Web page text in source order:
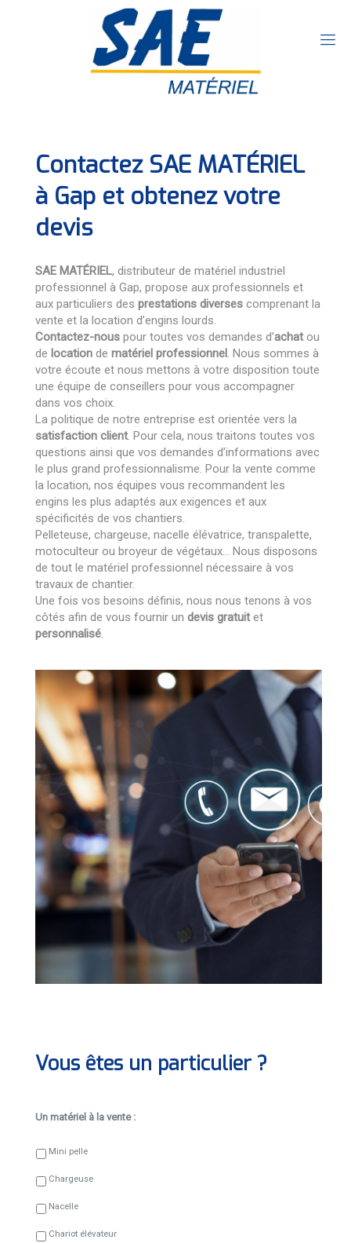
Contactez SAE MATÉRIEL
à Gap et obtenez votre
devis
SAE MATÉRIEL, distributeur de matériel industriel
professionnel à Gap, propose aux professionnels et
aux particuliers des prestations diverses comprenant la
vente et la location d’engins lourds.
Contactez-nous pour toutes vos demandes d’achat ou
de location de matériel professionnel. Nous sommes à
votre écoute et nous mettons à votre disposition toute
une équipe de conseillers pour vous accompagner
dans vos choix.
La politique de notre entreprise est orientée vers la
satisfaction client. Pour cela, nous traitons toutes vos
questions ainsi que vos demandes d’informations avec
le plus grand professionnalisme. Pour la vente comme
la location, nos équipes vous recommandent les
engins les plus adaptés aux exigences et aux
spécificités de vos chantiers.
Pelleteuse, chargeuse, nacelle élévatrice, transpalette,
motoculteur ou broyeur de végétaux… Nous disposons
de tout le matériel professionnel nécessaire à vos
travaux de chantier.
Une fois vos besoins définis, nous nous tenons à vos
côtés afin de vous fournir un devis gratuit et
personnalisé.
Vous êtes un particulier ?
Un matériel à la vente :
Mini pelle
Chargeuse
Nacelle
Chariot élévateur